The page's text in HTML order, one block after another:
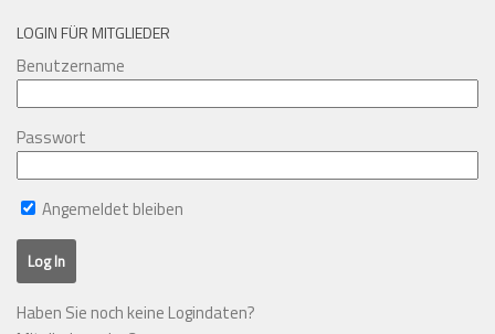
LOGIN FÜR MITGLIEDER
Benutzername
Passwort
Angemeldet bleiben
Haben Sie noch keine Logindaten?